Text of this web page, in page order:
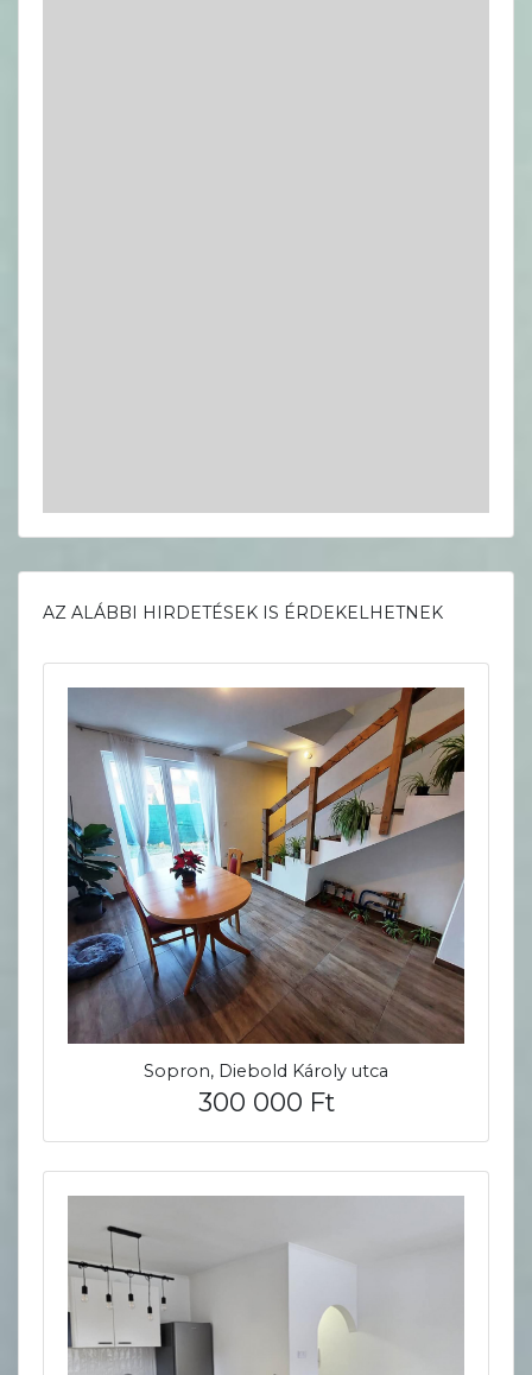
AZ ALÁBBI HIRDETÉSEK IS ÉRDEKELHETNEK
Sopron, Diebold Károly utca
300 000 Ft